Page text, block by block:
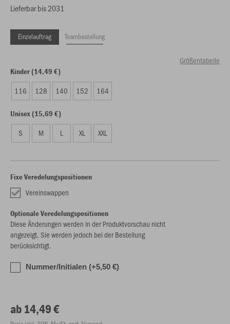
Lieferbar bis 2031
Einzelauftrag Teambestellung
Größentabelle
Kinder (14,49 €)
116 128 140 152 164
Unisex (15,69 €)
S M L XL XXL
Fixe Veredelungspositionen
Vereinswappen
Optionale Veredelungspositionen
Diese Änderungen werden in der Produktvorschau nicht
angezeigt. Sie werden jedoch bei der Bestellung
berücksichtigt.
Nummer/Initialen (+5,50 €)
ab 14,49 €